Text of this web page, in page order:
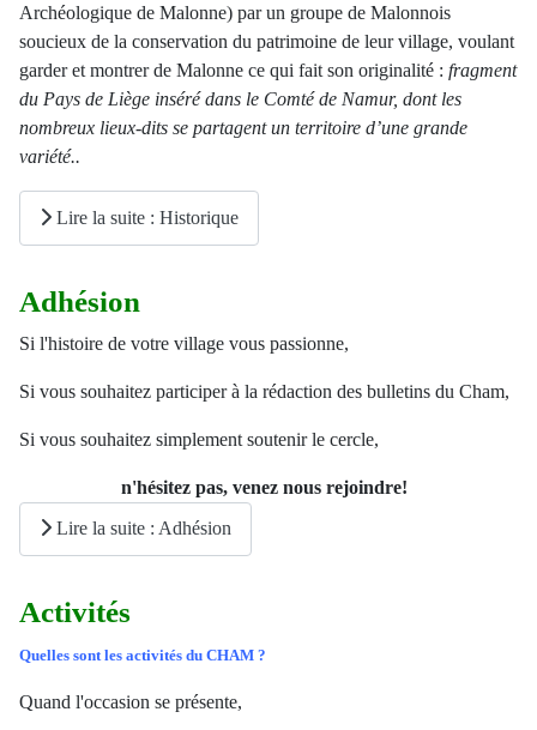
Archéologique de Malonne) par un groupe de Malonnois
soucieux de la conservation du patrimoine de leur village, voulant
garder et montrer de Malonne ce qui fait son originalité : fragment
du Pays de Liège inséré dans le Comté de Namur, dont les
nombreux lieux-dits se partagent un territoire d’une grande
variété..
Lire la suite : Historique
Adhésion
Si l'histoire de votre village vous passionne,
Si vous souhaitez participer à la rédaction des bulletins du Cham,
Si vous souhaitez simplement soutenir le cercle,
n'hésitez pas, venez nous rejoindre!
Lire la suite : Adhésion
Activités
Quelles sont les activités du CHAM ?
Quand l'occasion se présente,